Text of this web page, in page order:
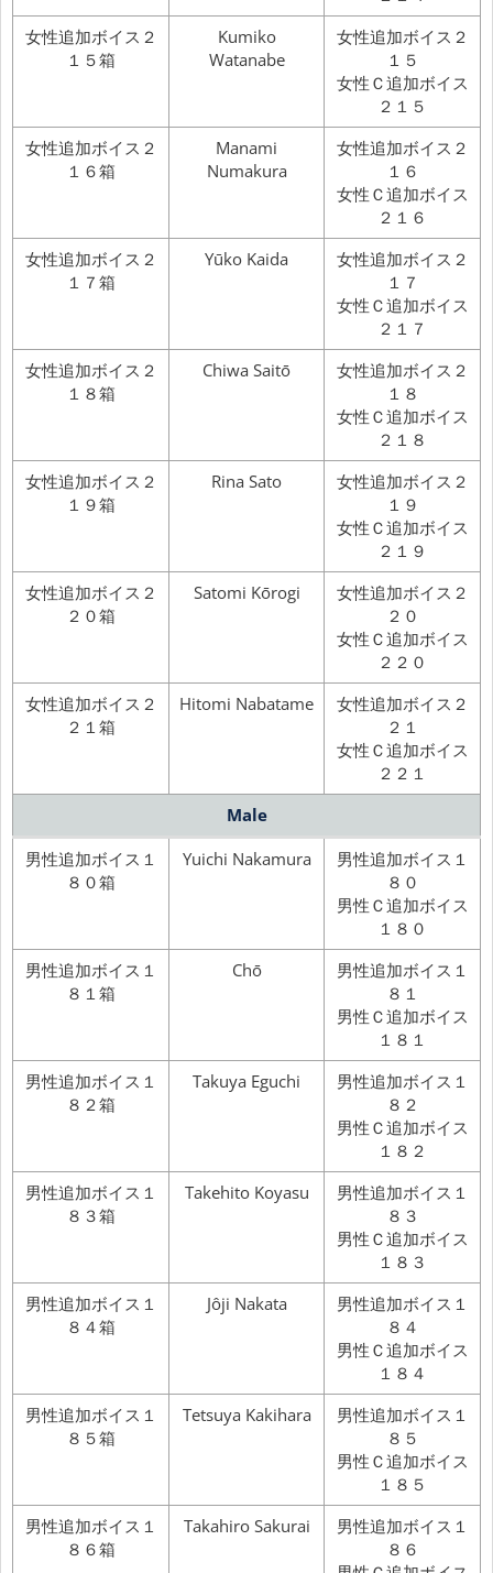
女性追加ボイス２
１５箱
Kumiko
Watanabe
女性追加ボイス２
１５
女性Ｃ追加ボイス
２１５
女性追加ボイス２
１６箱
Manami
Numakura
女性追加ボイス２
１６
女性Ｃ追加ボイス
２１６
女性追加ボイス２
１７箱
Yūko Kaida
女性追加ボイス２
１７
女性Ｃ追加ボイス
２１７
女性追加ボイス２
１８箱
Chiwa Saitō
女性追加ボイス２
１８
女性Ｃ追加ボイス
２１８
女性追加ボイス２
１９箱
Rina Sato
女性追加ボイス２
１９
女性Ｃ追加ボイス
２１９
女性追加ボイス２
２０箱
Satomi Kōrogi
女性追加ボイス２
２０
女性Ｃ追加ボイス
２２０
女性追加ボイス２
２１箱
Hitomi Nabatame
女性追加ボイス２
２１
女性Ｃ追加ボイス
２２１
Male
男性追加ボイス１
８０箱
Yuichi Nakamura
男性追加ボイス１
８０
男性Ｃ追加ボイス
１８０
男性追加ボイス１
８１箱
Chō
男性追加ボイス１
８１
男性Ｃ追加ボイス
１８１
男性追加ボイス１
８２箱
Takuya Eguchi
男性追加ボイス１
８２
男性Ｃ追加ボイス
１８２
男性追加ボイス１
８３箱
Takehito Koyasu
男性追加ボイス１
８３
男性Ｃ追加ボイス
１８３
男性追加ボイス１
８４箱
Jôji Nakata
男性追加ボイス１
８４
男性Ｃ追加ボイス
１８４
男性追加ボイス１
８５箱
Tetsuya Kakihara
男性追加ボイス１
８５
男性Ｃ追加ボイス
１８５
男性追加ボイス１
８６箱
Takahiro Sakurai
男性追加ボイス１
８６